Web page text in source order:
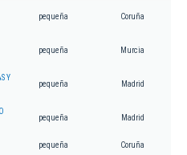
pequeña Coruña
pequeña Murcia
Y
pequeña Madrid
pequeña Madrid
pequeña Coruña